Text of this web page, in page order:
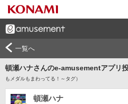
一覧へ
頓瀬ハナさんのe-amusementアプリ
もメダルもまわってる！～タグ）
頓瀬ハナ